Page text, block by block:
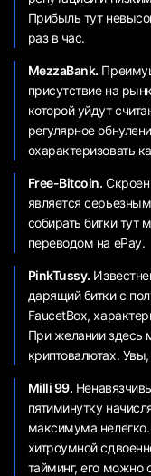
Прибыль тут
раз в час.
MezzaBank.
присутствие на
которой уйдут
регулярное
охарактеризовать
Free-Bitcoin. Скроен
является
собирать битки
переводом на ePay.
PinkTussy.
дарящий битки с
FaucetBox,
При желании здесь
криптовалютах.
Milli 99.
пятиминутку
максимума
хитроумной
тайминг, его можно